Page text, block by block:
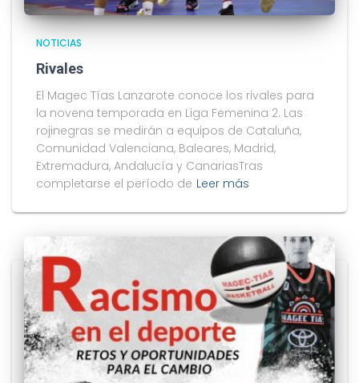
NOTICIAS
Rivales
El Magec Tías Lanzarote conoce los rivales para
la novena temporada en Liga Femenina 2. Las
rojinegras se medirán a equipos de Cataluña,
Comunidad Valenciana, Baleares, Madrid,
Extremadura, Andalucía y CanariasTras
completarse el período de Leer más